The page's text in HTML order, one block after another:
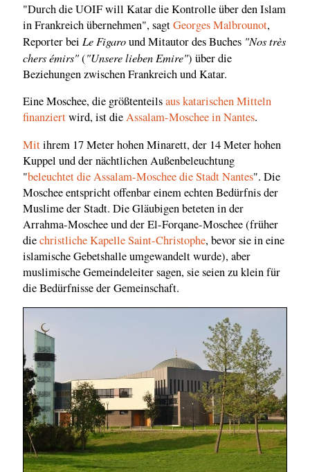
"Durch die UOIF will Katar die Kontrolle über den Islam
in Frankreich übernehmen", sagtGeorges Malbrounot,
Reporter bei Le Figaround Mitautor des Buches "Nos très
chers émirs"("Unsere lieben Emire") über die
Beziehungen zwischen Frankreich und Katar.
Eine Moschee, die größtenteilsaus katarischen Mitteln
finanziertwird, ist dieAssalam-Moschee in Nantes.
Mitihrem 17 Meter hohen Minarett, der 14 Meter hohen
Kuppel und der nächtlichen Außenbeleuchtung
"beleuchtet die Assalam-Moschee die Stadt Nantes". Die
Moschee entspricht offenbar einem echten Bedürfnis der
Muslime der Stadt. Die Gläubigen beteten in der
Arrahma-Moschee und der El-Forqane-Moschee (früher
diechristliche Kapelle Saint-Christophe, bevor sie in eine
islamische Gebetshalle umgewandelt wurde), aber
muslimische Gemeindeleiter sagen, sie seien zu klein für
die Bedürfnisse der Gemeinschaft.